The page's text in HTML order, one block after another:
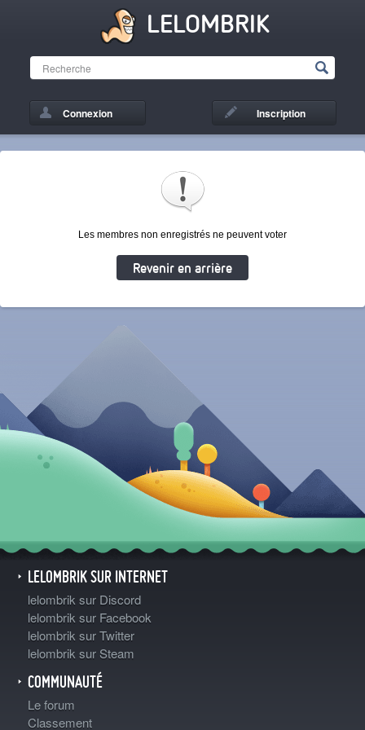
LELOMBRIK
Connexion Inscription
Les membres non enregistrés ne peuvent voter
Revenir en arrière
LELOMBRIK SUR INTERNET
lelombrik sur Discord
lelombrik sur Facebook
lelombrik sur Twitter
lelombrik sur Steam
COMMUNAUTÉ
Le forum
Classement